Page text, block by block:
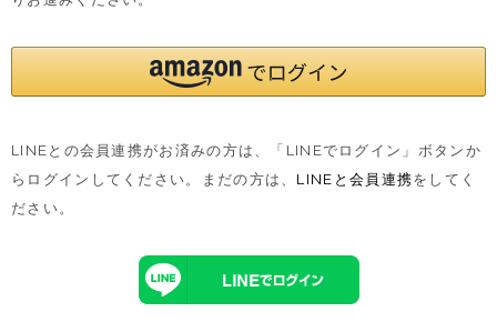
LINEとの会員連携がお済みの方は、「LINEでログイン」ボタンか
らログインしてください。まだの方は、 LINEと会員連携をしてく
ださい。